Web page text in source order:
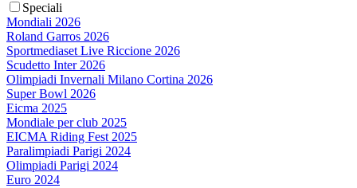
Speciali
Mondiali 2026
Roland Garros 2026
Sportmediaset Live Riccione 2026
Scudetto Inter 2026
Olimpiadi Invernali Milano Cortina 2026
Super Bowl 2026
Eicma 2025
Mondiale per club 2025
EICMA Riding Fest 2025
Paralimpiadi Parigi 2024
Olimpiadi Parigi 2024
Euro 2024